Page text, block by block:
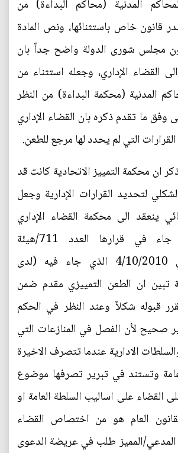
المدنية (محاكم البداءة) من
قانون خاص باستثنائها، ونص المادة
مجلس شورى الدولة واضح جداً بان
القضاء الإداري، وجعله استثناء من
المدنية (محكمة البداءة) من النظر
ما تقدم ذكره بان القضاء الإداري
التي لم يحدد لها مرجع للطعن.
ان محكمة التمييز الاتحادية كانت قد
لتحديد القرارات الإدارية وجعل
ينعقد الى محكمة القضاء الإداري
وعلى وفق ما جاء في قرارها العدد 711/هيئة
مدنية/2010 في 4/10/2010 الذي جاء فيه (لدى
تبين ان الطعن التمييزي مقدم ضمن
قبوله شكلاً وعند النظر في الحكم
صحيح لأن الفصل في المنازعات التي
الادارية عندما تتصرف الاخيرة
وتستند في تبرير تصرفها موضوع
القضاء على اساليب السلطة العامة او
العام هو من اختصاص القضاء
المميز طلب في عريضة الدعوى